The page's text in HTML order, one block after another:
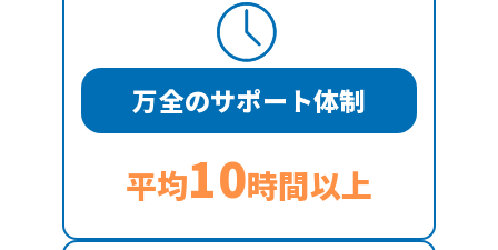
万全のサポート体制
平均10時間以上